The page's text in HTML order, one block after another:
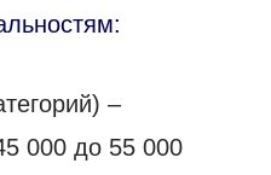
–
000 до 55 000